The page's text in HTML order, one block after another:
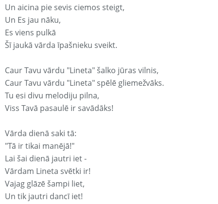
Un aicina pie sevis ciemos steigt,
Un Es jau nāku,
Es viens pulkā
Šī jaukā vārda īpašnieku sveikt.
Caur Tavu vārdu "Lineta" šalko jūras vilnis,
Caur Tavu vārdu "Lineta" spēlē gliemežvāks.
Tu esi divu melodiju pilna,
Viss Tavā pasaulē ir savādāks!
Vārda dienā saki tā:
"Tā ir tikai manējā!"
Lai šai dienā jautri iet -
Vārdam Lineta svētki ir!
Vajag glāzē šampi liet,
Un tik jautri dancī iet!